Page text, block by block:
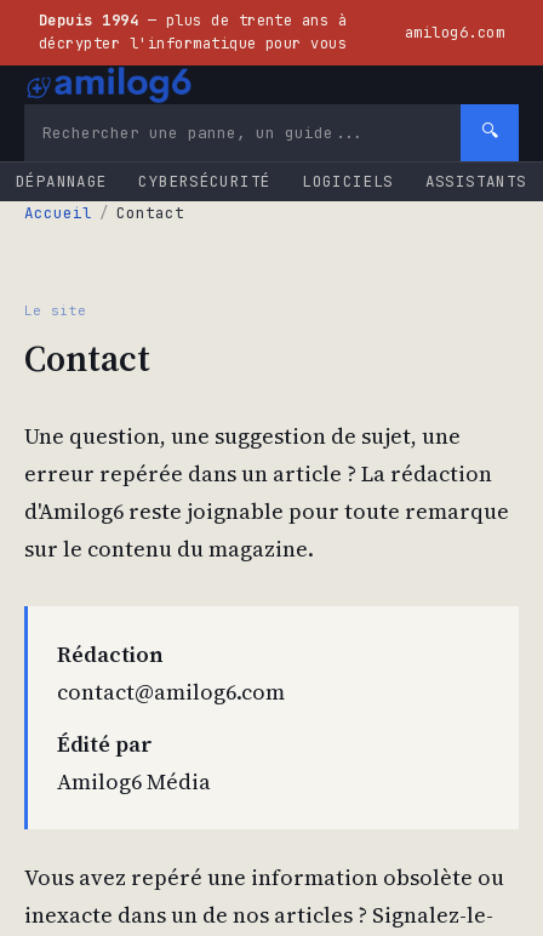
Depuis 1994 — plus de trente ans à
décrypter l'informatique pour vous
amilog6.com
🔍
DÉPANNAGE CYBERSÉCURITÉ LOGICIELS
ASSISTANTS
Accueil / Contact
Le site
Contact
Une question, une suggestion de sujet, une
erreur repérée dans un article ? La rédaction
d'Amilog6 reste joignable pour toute remarque
sur le contenu du magazine.
Rédaction
contact@amilog6.com
Édité par
Amilog6 Média
Vous avez repéré une information obsolète ou
inexacte dans un de nos articles ? Signalez-le-